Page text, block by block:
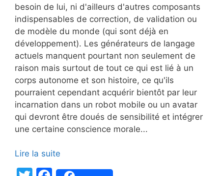
besoin de lui, ni d'ailleurs d'autres composants
indispensables de correction, de validation ou
de modèle du monde (qui sont déjà en
développement). Les générateurs de langage
actuels manquent pourtant non seulement de
raison mais surtout de tout ce qui est lié à un
corps autonome et son histoire, ce qu'ils
pourraient cependant acquérir bientôt par leur
incarnation dans un robot mobile ou un avatar
qui devront être doués de sensibilité et intégrer
une certaine conscience morale...
Lire la suite